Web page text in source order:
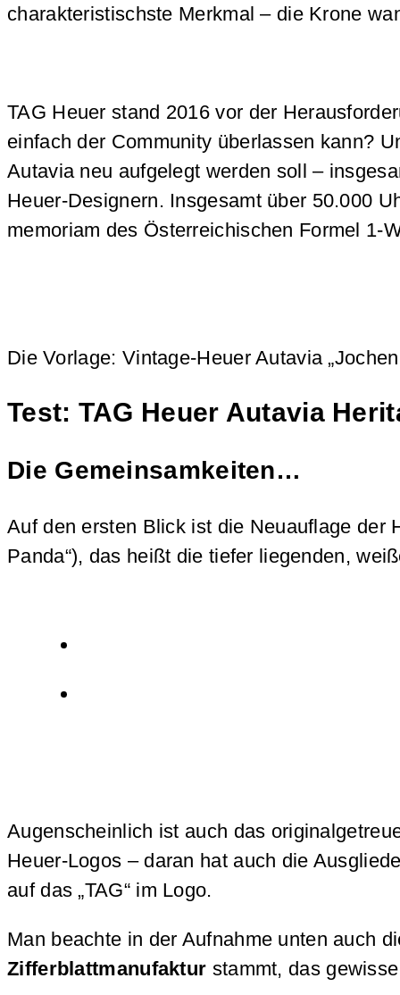
charakteristischste Merkmal – die Krone
TAG Heuer stand 2016 vor der
einfach der Community überlassen kann?
Autavia neu aufgelegt werden soll –
Heuer-Designern. Insgesamt über 50.000
memoriam des Österreichischen Formel 1-
Die Vorlage: Vintage-Heuer Autavia
Test: TAG Heuer Autavia
Die Gemeinsamkeiten…
Auf den ersten Blick ist die Neuauflage der
Panda“), das heißt die tiefer liegenden,
Augenscheinlich ist auch das
Heuer-Logos – daran hat auch die
auf das „TAG“ im Logo.
Man beachte in der Aufnahme unten auch
Zifferblattmanufaktur stammt, das